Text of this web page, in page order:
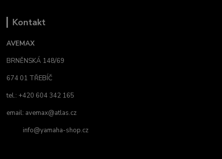
Kontakt
AVEMAX
BRNĚNSKÁ 148/69
674 01 TŘEBÍČ
tel.: +420 604 342 165
email: avemax@atlas.cz
info@yamaha-shop.cz